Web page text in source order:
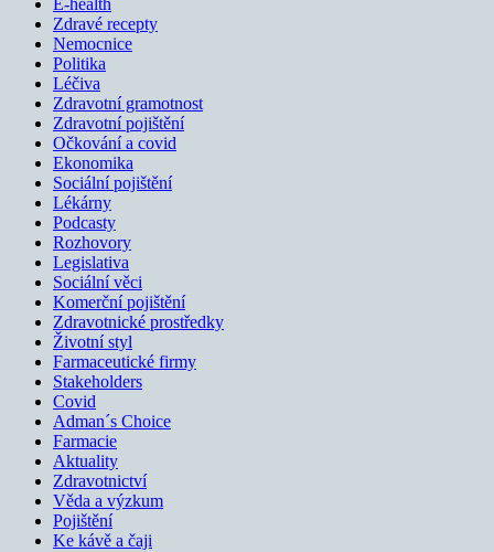
E-health
Zdravé recepty
Nemocnice
Politika
Léčiva
Zdravotní gramotnost
Zdravotní pojištění
Očkování a covid
Ekonomika
Sociální pojištění
Lékárny
Podcasty
Rozhovory
Legislativa
Sociální věci
Komerční pojištění
Zdravotnické prostředky
Životní styl
Farmaceutické firmy
Stakeholders
Covid
Adman´s Choice
Farmacie
Aktuality
Zdravotnictví
Věda a výzkum
Pojištění
Ke kávě a čaji